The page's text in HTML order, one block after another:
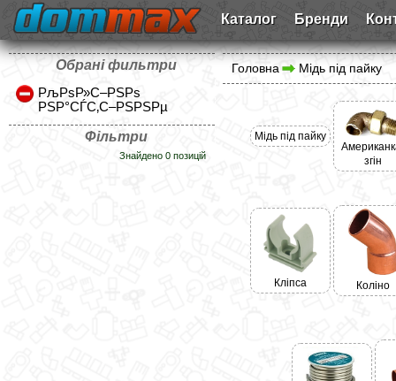
Каталог Бренди
Обрані фильтри
РљРѕР»С–РЅРѕ
РЅР°СЃС‚С–РЅРЅРµ
Фільтри
Знайдено 0 позицій
Головна Мідь під пайку
Мідь під пайку
згін
Кліпса Коліно